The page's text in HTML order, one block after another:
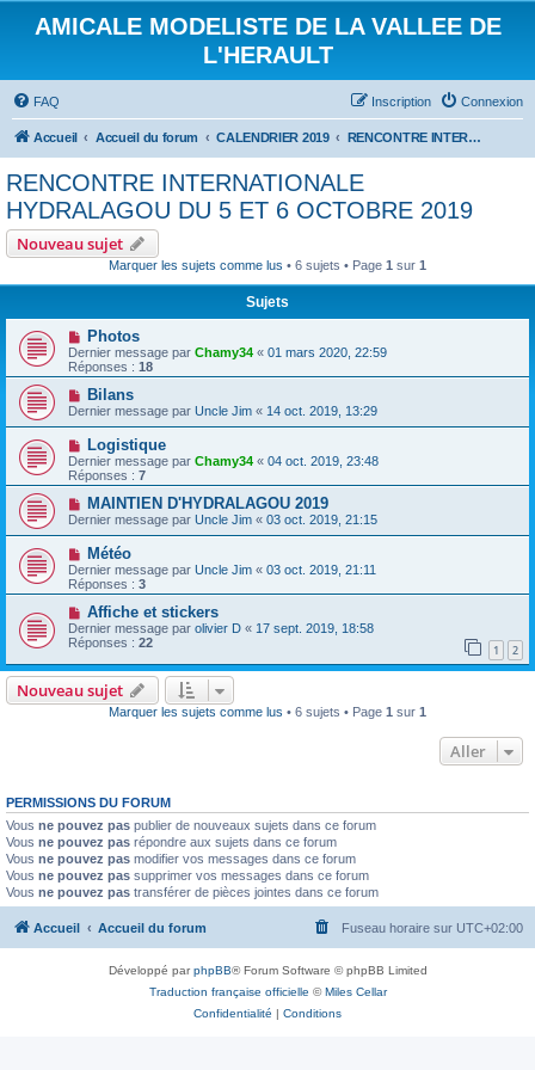
AMICALE MODELISTE DE LA VALLEE DE
L'HERAULT
FAQ Connexion
Inscription
Accueil Accueil du forum CALENDRIER 2019 RENCONTRE INTERNATIONALE HYDRALAGOU DU 5 ET 6 OCTOBRE 2019
RENCONTRE INTERNATIONALE
HYDRALAGOU DU 5 ET 6 OCTOBRE 2019
Nouveau sujet
Marquer les sujets comme lus • 6 sujets • Page 1 sur 1
Sujets
Photos
Dernier message par Chamy34 « 01 mars 2020, 22:59
Réponses : 18
Bilans
Dernier message par Uncle Jim « 14 oct. 2019, 13:29
Logistique
Dernier message par Chamy34 « 04 oct. 2019, 23:48
Réponses : 7
MAINTIEN D'HYDRALAGOU 2019
Dernier message par Uncle Jim « 03 oct. 2019, 21:15
Météo
Dernier message par Uncle Jim « 03 oct. 2019, 21:11
Réponses : 3
Affiche et stickers
Dernier message par olivier D « 17 sept. 2019, 18:58
Réponses : 22 1 2
Nouveau sujet
Marquer les sujets comme lus • 6 sujets • Page 1 sur 1
Aller
PERMISSIONS DU FORUM
Vous ne pouvez pas publier de nouveaux sujets dans ce forum
Vous ne pouvez pas répondre aux sujets dans ce forum
Vous ne pouvez pas modifier vos messages dans ce forum
Vous ne pouvez pas supprimer vos messages dans ce forum
Vous ne pouvez pas transférer de pièces jointes dans ce forum
Accueil Accueil du forum Fuseau horaire sur UTC+02:00
Développé parphpBB® Forum Software © phpBB Limited
Traduction française officielle ©Miles Cellar
Confidentialité | Conditions